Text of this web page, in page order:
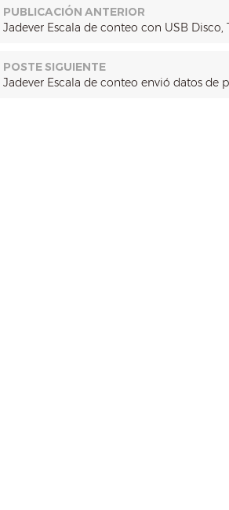
PUBLICACIÓN ANTERIOR
Jadever Escala de conteo con USB
POSTE SIGUIENTE
Jadever Escala de conteo envió datos de